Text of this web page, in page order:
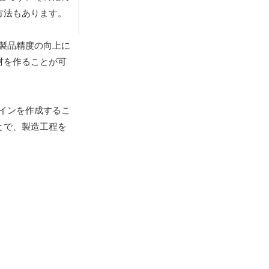
もあります。
品精度の向上に
を作ることが可
ンを作成するこ
で、製造工程を